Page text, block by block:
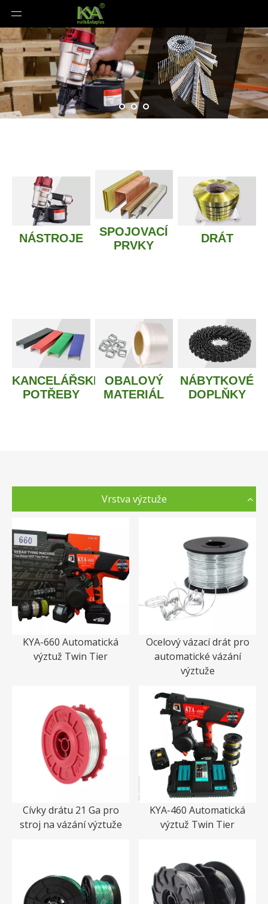
NÁSTROJE
SPOJOVACÍ
PRVKY
DRÁT
KANCELÁŘSKÉ
POTŘEBY
OBALOVÝ
MATERIÁL
NÁBYTKOVÉ
DOPLŇKY
Vrstva výztuže
KYA-660 Automatická
výztuž Twin Tier
Ocelový vázací drát pro
automatické vázání
výztuže
Cívky drátu 21 Ga pro
stroj na vázání výztuže
KYA-460 Automatická
výztuž Twin Tier